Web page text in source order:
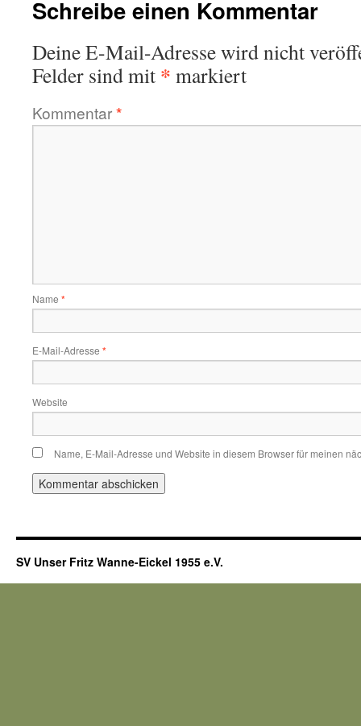
Schreibe einen Kommentar
Deine E-Mail-Adresse wird nicht
Felder sind mit * markiert
Kommentar*
Name *
E-Mail-Adresse *
Website
Name, E-Mail-Adresse und Website in diesem Browser für meinen
SV Unser Fritz Wanne-Eickel 1955 e.V.